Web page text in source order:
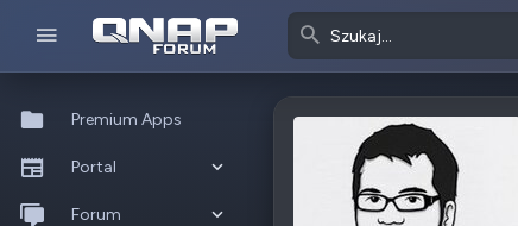
Premium Apps
Portal
Co nowego?
Forum